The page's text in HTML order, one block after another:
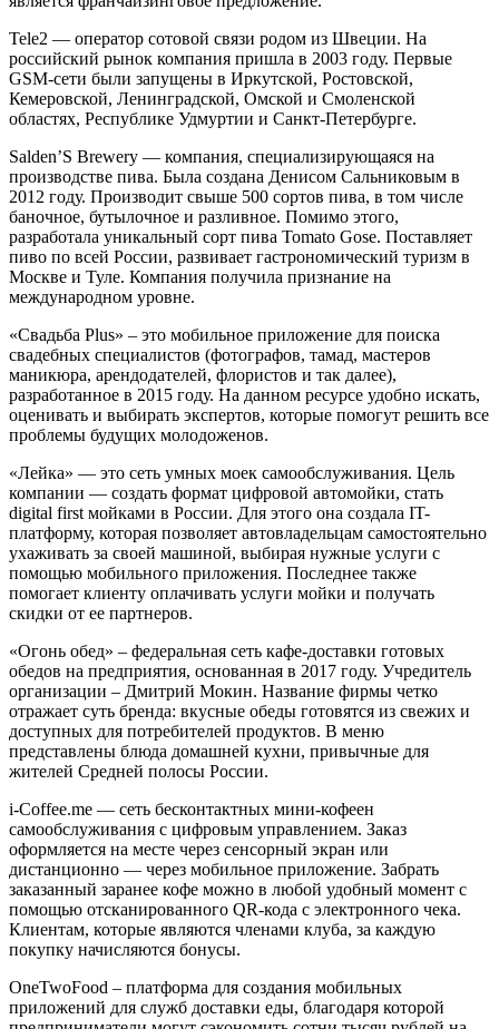
Tele2 — оператор сотовой связи родом из Швеции. На
российский рынок компания пришла в 2003 году. Первые
GSM-сети были запущены в Иркутской, Ростовской,
Кемеровской, Ленинградской, Омской и Смоленской
областях, Республике Удмуртии и Санкт-Петербурге.
Salden’S Brewery — компания, специализирующаяся на
производстве пива. Была создана Денисом Сальниковым в
2012 году. Производит свыше 500 сортов пива, в том числе
баночное, бутылочное и разливное. Помимо этого,
разработала уникальный сорт пива Tomato Gose. Поставляет
пиво по всей России, развивает гастрономический туризм в
Москве и Туле. Компания получила признание на
международном уровне.
«Свадьба Plus» – это мобильное приложение для поиска
свадебных специалистов (фотографов, тамад, мастеров
маникюра, арендодателей, флористов и так далее),
разработанное в 2015 году. На данном ресурсе удобно искать,
оценивать и выбирать экспертов, которые помогут решить все
проблемы будущих молодоженов.
«Лейка» — это сеть умных моек самообслуживания. Цель
компании — создать формат цифровой автомойки, стать
digital first мойками в России. Для этого она создала IT-
платформу, которая позволяет автовладельцам самостоятельно
ухаживать за своей машиной, выбирая нужные услуги с
помощью мобильного приложения. Последнее также
помогает клиенту оплачивать услуги мойки и получать
скидки от ее партнеров.
«Огонь обед» – федеральная сеть кафе-доставки готовых
обедов на предприятия, основанная в 2017 году. Учредитель
организации – Дмитрий Мокин. Название фирмы четко
отражает суть бренда: вкусные обеды готовятся из свежих и
доступных для потребителей продуктов. В меню
представлены блюда домашней кухни, привычные для
жителей Средней полосы России.
i-Coffee.me — сеть бесконтактных мини-кофеен
самообслуживания с цифровым управлением. Заказ
оформляется на месте через сенсорный экран или
дистанционно — через мобильное приложение. Забрать
заказанный заранее кофе можно в любой удобный момент с
помощью отсканированного QR-кода с электронного чека.
Клиентам, которые являются членами клуба, за каждую
покупку начисляются бонусы.
OneTwoFood – платформа для создания мобильных
приложений для служб доставки еды, благодаря которой